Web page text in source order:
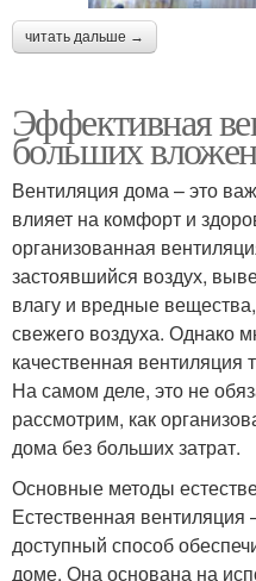
читать дальше →
Эффективная
больших
Вентиляция дома – это
влияет на комфорт и
организованная
застоявшийся воздух,
влагу и вредные
свежего воздуха. Однако
качественная вентиляция
На самом деле, это не
рассмотрим, как
дома без больших затрат.
Основные методы
Естественная вентиляция
доступный способ
доме. Она основана на